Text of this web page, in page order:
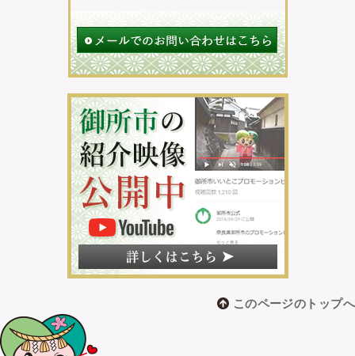
このページのトップへ